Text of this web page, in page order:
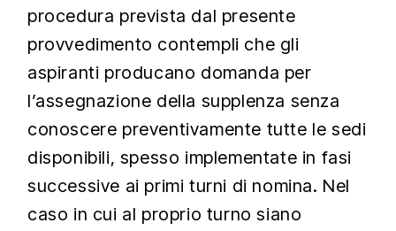
procedura prevista dal presente
provvedimento contempli che gli
aspiranti producano domanda per
l’assegnazione della supplenza senza
conoscere preventivamente tutte le sedi
disponibili, spesso implementate in fasi
successive ai primi turni di nomina. Nel
caso in cui al proprio turno siano